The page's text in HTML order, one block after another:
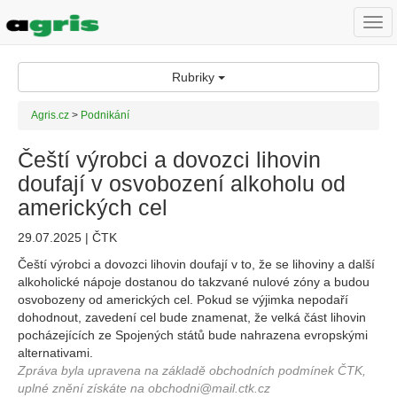
Rubriky
Agris.cz > Podnikání
Čeští výrobci a dovozci lihovin
doufají v osvobození alkoholu od
amerických cel
29.07.2025 | ČTK
Čeští výrobci a dovozci lihovin doufají v to, že se lihoviny a další
alkoholické nápoje dostanou do takzvané nulové zóny a budou
osvobozeny od amerických cel. Pokud se výjimka nepodaří
dohodnout, zavedení cel bude znamenat, že velká část lihovin
pocházejících ze Spojených států bude nahrazena evropskými
alternativami.
Zpráva byla upravena na základě obchodních podmínek ČTK,
uplné znění získáte na obchodni@mail.ctk.cz